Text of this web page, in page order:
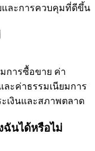
และการควบคุมที่ดีขึ้น
การซื้อขาย ค่า
ละค่าธรรมเนียมการ
เงินและสภาพตลาด
ฉันได้หรือไม่